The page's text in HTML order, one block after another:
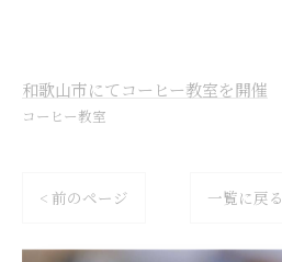
和歌山市にてコーヒー教室を開催
コーヒー教室
< 前のページ 一覧に戻る